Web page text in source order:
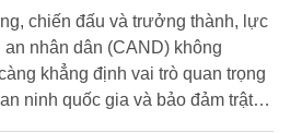
chiến đấu và trưởng thành, lực
nhân dân (CAND) không
khẳng định vai trò quan trọng
ninh quốc gia và bảo đảm trật